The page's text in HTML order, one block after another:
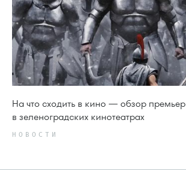
На что сходить в кино — обзор премьер
в зеленоградских кинотеатрах
НОВОСТИ